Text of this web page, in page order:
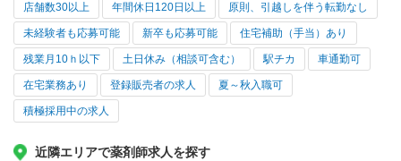
店舗数30以上 年間休日120日以上 原則、引越しを伴う転勤なし
未経験者も応募可能 新卒も応募可能 住宅補助（手当）あり
残業月10ｈ以下 土日休み（相談可含む） 駅チカ 車通勤可
在宅業務あり 登録販売者の求人 夏～秋入職可
積極採用中の求人
近隣エリアで薬剤師求人を探す